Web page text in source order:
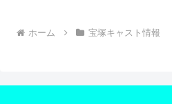
ホーム 宝塚キャスト情報